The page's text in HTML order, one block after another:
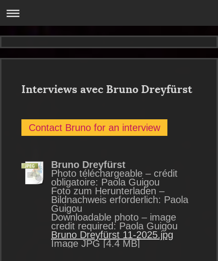
Interviews avec Bruno Dreyfürst
Contact Bruno for an interview
Bruno Dreyfürst
Photo téléchargeable – crédit
obligatoire: Paola Guigou
Foto zum Herunterladen –
Bildnachweis erforderlich: Paola
Guigou
Downloadable photo – image
credit required: Paola Guigou
Bruno Dreyfürst 11-2025.jpg
Image JPG [4.4 MB]